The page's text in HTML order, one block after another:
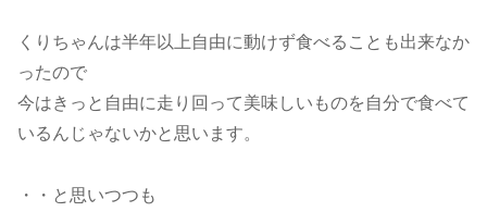
くりちゃんは半年以上自由に動けず食べることも出来なか
ったので
今はきっと自由に走り回って美味しいものを自分で食べて
いるんじゃないかと思います。
・・と思いつつも